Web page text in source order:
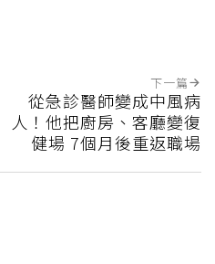
下一篇
從急診醫師變成中風病
人！他把廚房、客廳變復
健場 7個月後重返職場